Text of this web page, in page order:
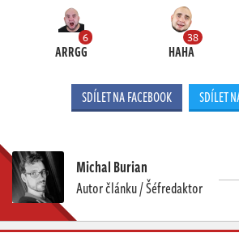
6
ARRGG
38
HAHA
SDÍLET NA FACEBOOK SDÍLET
Michal Burian
Autor článku / Šéfredaktor